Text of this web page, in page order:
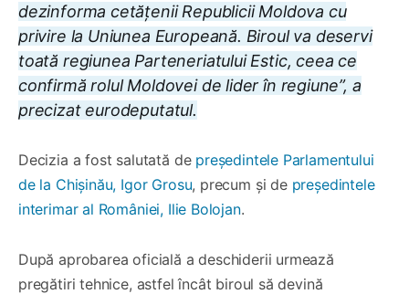
dezinforma cetățenii Republicii Moldova cu
privire la Uniunea Europeană. Biroul va deservi
toată regiunea Parteneriatului Estic, ceea ce
confirmă rolul Moldovei de lider în regiune”, a
precizat eurodeputatul.
Decizia a fost salutată de președintele Parlamentului
de la Chișinău, Igor Grosu, precum și de președintele
interimar al României, Ilie Bolojan.
După aprobarea oficială a deschiderii urmează
pregătiri tehnice, astfel încât biroul să devină